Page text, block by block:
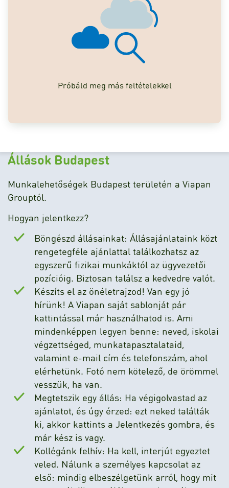
Próbáld meg más feltételekkel
Állások Budapest
Munkalehetőségek Budapest területén a Viapan
Grouptól.
Hogyan jelentkezz?
Böngészd állásainkat: Állásajánlataink közt
rengetegféle ajánlattal találkozhatsz az
egyszerű fizikai munkáktól az ügyvezetői
pozícióig. Biztosan találsz a kedvedre valót.
Készíts el az önéletrajzod! Van egy jó
hírünk! A Viapan saját sablonját pár
kattintással már használhatod is. Ami
mindenképpen legyen benne: neved, iskolai
végzettséged, munkatapasztalataid,
valamint e-mail cím és telefonszám, ahol
elérhetünk. Fotó nem kötelező, de örömmel
vesszük, ha van.
Megtetszik egy állás: Ha végigolvastad az
ajánlatot, és úgy érzed: ezt neked találták
ki, akkor kattints a Jelentkezés gombra, és
már kész is vagy.
Kollégánk felhív: Ha kell, interjút egyeztet
veled. Nálunk a személyes kapcsolat az
első: mindig elbeszélgetünk arról, hogy mit